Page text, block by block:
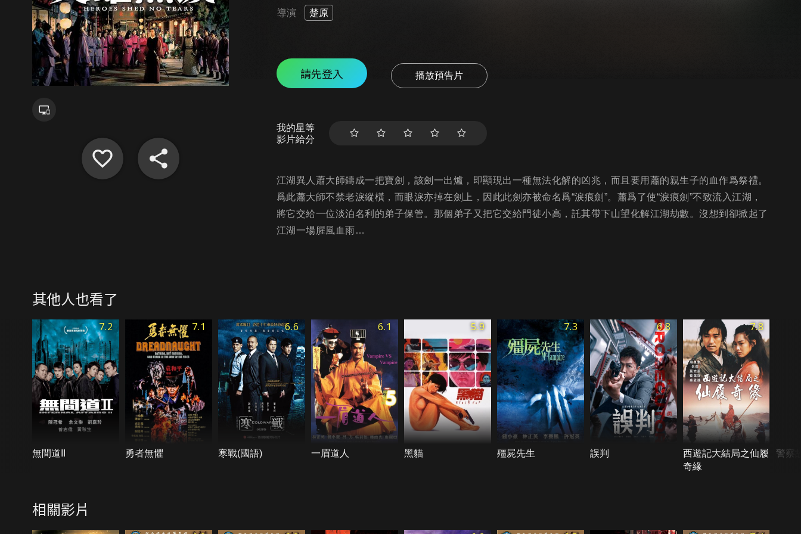
導演 楚原
請先登入 播放預告片
我的星等
影片給分
江湖異人蕭大師鑄成一把寶劍，該劍一出爐，即顯現出一種無法化解的凶兆，而且要用蕭的親生子的血作爲祭禮。
爲此蕭大師不禁老淚縱橫，而眼淚亦掉在劍上，因此此劍亦被命名爲“淚痕劍”。蕭爲了使“淚痕劍”不致流入江湖，
將它交給一位淡泊名利的弟子保管。那個弟子又把它交給門徒小高，託其帶下山望化解江湖劫數。沒想到卻掀起了
江湖一場腥風血雨…
其他人也看了
7.2
無間道II
7.1
勇者無懼
6.6
寒戰(國語)
6.1
一眉道人
5.9
黑貓
7.3
殭屍先生
6.8
誤判
7.8
西遊記大結局之仙履
奇緣
警察
相關影片